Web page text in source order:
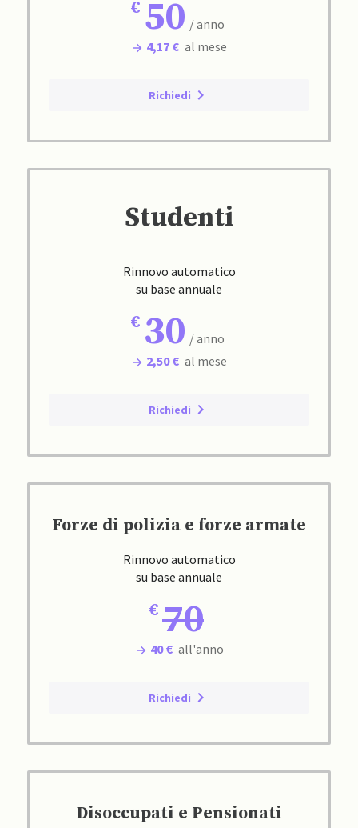
50 / anno
4,17 € al mese
Richiedi
Studenti
Rinnovo automatico
su base annuale
30 / anno
2,50 € al mese
Richiedi
Forze di polizia e forze armate
Rinnovo automatico
su base annuale
70
40 € all'anno
Richiedi
Disoccupati e Pensionati